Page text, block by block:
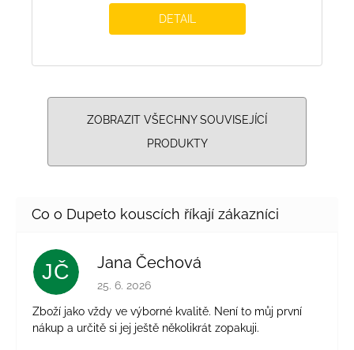
DETAIL
ZOBRAZIT VŠECHNY SOUVISEJÍCÍ
PRODUKTY
JČ Jana Čechová
Hodnocení obchodu je 5 z 5 hvězdiček.
25. 6. 2026
Zboží jako vždy ve výborné kvalitě. Není to můj první
nákup a určitě si jej ještě několikrát zopakuji.